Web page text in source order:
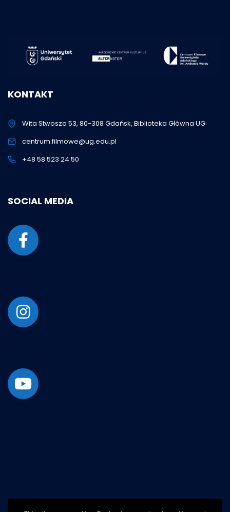
KONTAKT
Wita Stwosza 53, 80-308 Gdańsk, Biblioteka Główna UG
centrum.filmowe@ug.edu.pl
+48 58 523 24 50
SOCIAL MEDIA